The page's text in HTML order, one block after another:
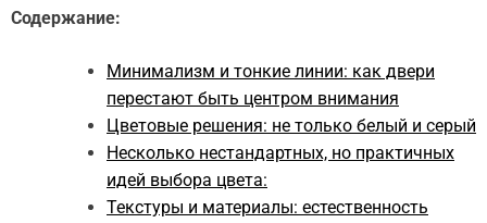
Содержание:
Минимализм и тонкие линии: как двери
перестают быть центром внимания
Цветовые решения: не только белый и серый
Несколько нестандартных, но практичных
идей выбора цвета:
Текстуры и материалы: естественность